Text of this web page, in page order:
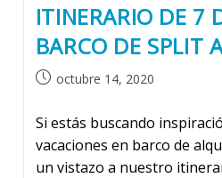
ITINERARIO DE 7
BARCO DE SPLIT
Publicación
la
entrada:
octubre 14, 2020
Si estás buscando
vacaciones en barco de
un vistazo a nuestro